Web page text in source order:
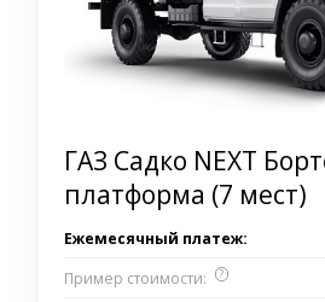
ГАЗ Садко NEXT
платформа (7 мест)
Ежемесячный платеж:
Пример стоимости:
?